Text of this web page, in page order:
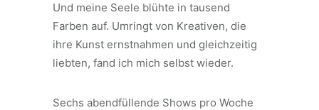
Und meine Seele blühte in tausend
Farben auf. Umringt von Kreativen, die
ihre Kunst ernstnahmen und gleichzeitig
liebten, fand ich mich selbst wieder.
Sechs abendfüllende Shows pro Woche